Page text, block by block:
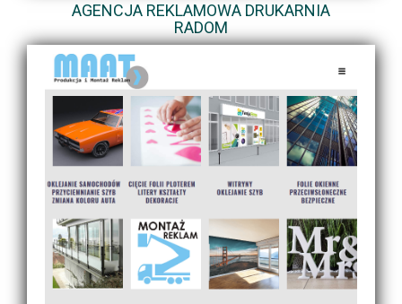
AGENCJA REKLAMOWA DRUKARNIA
RADOM